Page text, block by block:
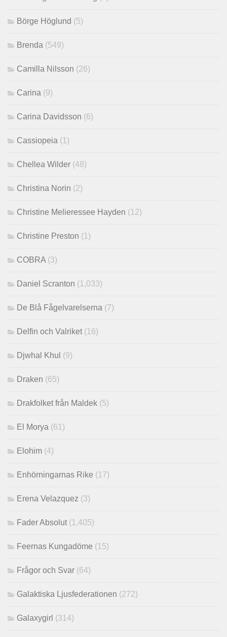
Börge Höglund (5)
Brenda (549)
Camilla Nilsson (26)
Carina (9)
Carina Davidsson (6)
Cassiopeia (1)
Chellea Wilder (48)
Christina Norin (2)
Christine Melieressee Hayden (12)
Christine Preston (1)
COBRA (3)
Daniel Scranton (1,033)
De Blå Fågelvarelserna (7)
Delfin och Valriket (16)
Djwhal Khul (9)
Draken (65)
Drakfolket från Maldek (5)
El Morya (61)
Elohim (4)
Enhörningarnas Rike (17)
Erena Velazquez (3)
Fader Absolut (1,405)
Feernas Kungadöme (15)
Frågor och Svar (64)
Galaktiska Ljusfederationen (272)
Galaxygirl (314)